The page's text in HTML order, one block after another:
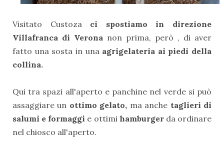
Visitato Custoza ci spostiamo in direzione
Villafranca di Verona non prima, però , di aver
fatto una sosta in una agrigelateria ai piedi della
collina.
Qui tra spazi all'aperto e panchine nel verde si può
assaggiare un ottimo gelato, ma anche taglieri di
salumi e formaggi e ottimi hamburger da ordinare
nel chiosco all'aperto.